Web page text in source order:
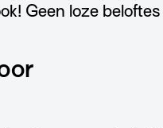
Geen loze